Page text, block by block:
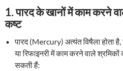
1.पारद के खानों में काम करने
कष्ट
पारद (Mercury) अत्यंत विषैला होता
या रिफाइनरी में काम करने वाले श्रमिकों
सकती हैं: